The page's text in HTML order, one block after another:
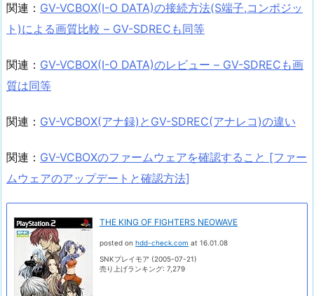
関連： GV-VCBOX(I-O DATA)の接続方法(S端子,コンポジッ
ト)による画質比較 – GV-SDRECも同等
関連： GV-VCBOX(I-O DATA)のレビュー – GV-SDRECも画
質は同等
関連： GV-VCBOX(アナ録)とGV-SDREC(アナレコ)の違い
関連： GV-VCBOXのファームウェアを確認すること [ファー
ムウェアのアップデートと確認方法]
THE KING OF FIGHTERS NEOWAVE
posted on hdd-check.com at 16.01.08
SNKプレイモア (2005-07-21)
売り上げランキング: 7,279